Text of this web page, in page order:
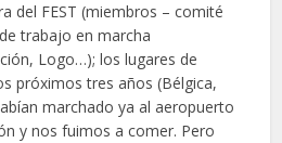
del FEST (miembros – comité
trabajo en marcha
Logo…); los lugares de
próximos tres años (Bélgica,
marchado ya al aeropuerto
y nos fuimos a comer. Pero